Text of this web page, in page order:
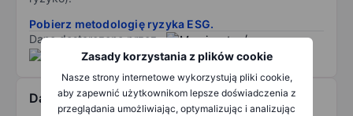
Zasady korzystania z plików cookie
Nasze strony internetowe wykorzystują pliki cookie,
aby zapewnić użytkownikom lepsze doświadczenia z
przeglądania umożliwiając, optymalizując i analizując
Pobierz metodologię ryzyka ESG.
Dane dostarczone przez
/
Dane finansowe